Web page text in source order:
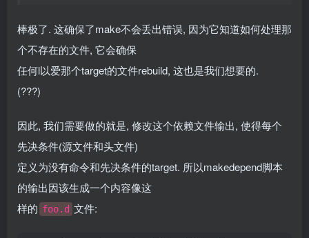
棒极了. 这确保了make不会丢出错误, 因为它知道如何处理那
个不存在的文件, 它会确保
任何l以爱那个target的文件rebuild, 这也是我们想要的.
(???)
因此, 我们需要做的就是, 修改这个依赖文件输出, 使得每个
先决条件(源文件和头文件)
定义为没有命令和先决条件的target. 所以makedepend脚本
的输出因该生成一个内容像这
样的 foo.d 文件: